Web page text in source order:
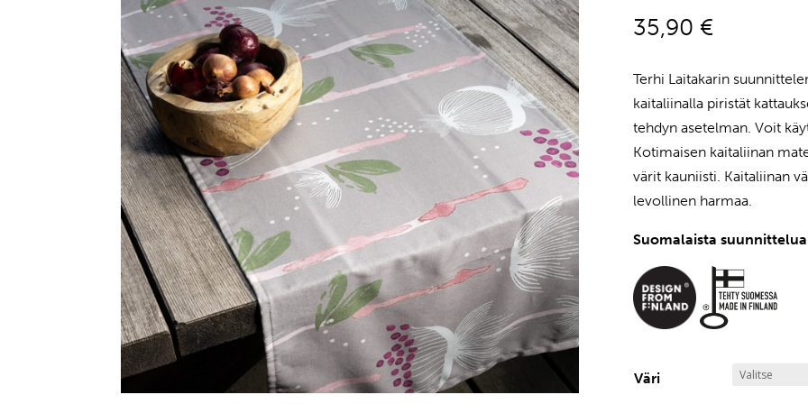
35,90 €
Terhi Laitakarin
kaitaliinalla piristät
tehdyn asetelman. Voit
Kotimaisen kaitaliinan
värit kauniisti. Kaitaliinan
levollinen harmaa.
Suomalaista
Väri